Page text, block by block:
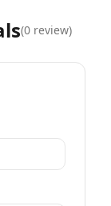
(0 review)